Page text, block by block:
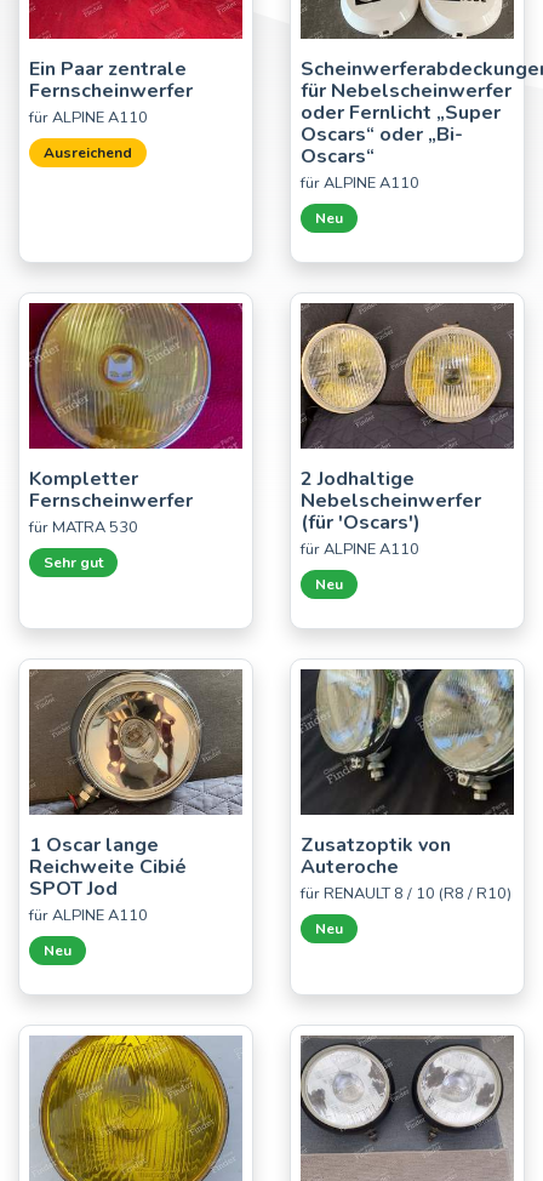
Ein Paar zentrale
Fernscheinwerfer
für ALPINE A110
Ausreichend
für Nebelscheinwerfer
oder Fernlicht „Super
Oscars“ oder „Bi-
Oscars“
für ALPINE A110
Neu
Kompletter
Fernscheinwerfer
für MATRA 530
Sehr gut
2 Jodhaltige
Nebelscheinwerfer
(für 'Oscars')
für ALPINE A110
Neu
1 Oscar lange
Reichweite Cibié
SPOT Jod
für ALPINE A110
Neu
Zusatzoptik von
Auteroche
für RENAULT 8 / 10 (R8 / R10)
Neu